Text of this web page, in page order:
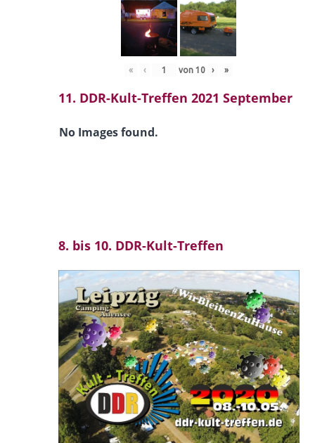
« ‹ von 10 › »
11. DDR-Kult-Treffen 2021 September
No Images found.
8. bis 10. DDR-Kult-Treffen